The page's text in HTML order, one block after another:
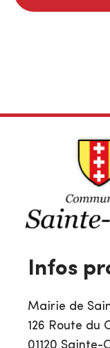
Infos
Mairie de
126 Route du